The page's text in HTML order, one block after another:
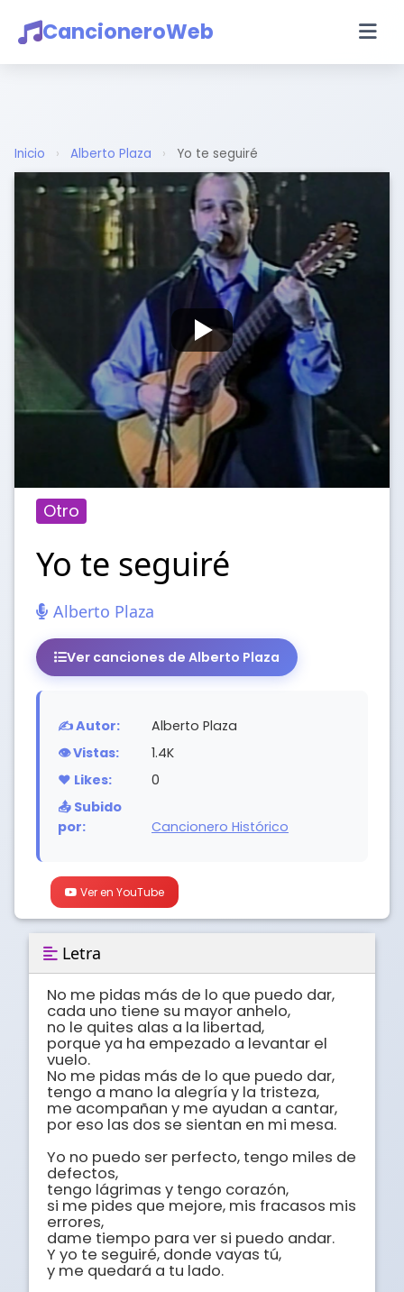
CancioneroWeb
Inicio › Alberto Plaza › Yo te seguiré
Otro
Yo te seguiré
Alberto Plaza
Ver canciones de Alberto Plaza
✍️ Autor:
Alberto Plaza
👁️ Vistas:
1.4K
❤️ Likes:
0
📤 Subido
por:
Cancionero Histórico
Ver en YouTube
Letra
No me pidas más de lo que puedo dar,
cada uno tiene su mayor anhelo,
no le quites alas a la libertad,
porque ya ha empezado a levantar el
vuelo.
No me pidas más de lo que puedo dar,
tengo a mano la alegría y la tristeza,
me acompañan y me ayudan a cantar,
por eso las dos se sientan en mi mesa.
Yo no puedo ser perfecto, tengo miles de
defectos,
tengo lágrimas y tengo corazón,
si me pides que mejore, mis fracasos mis
errores,
dame tiempo para ver si puedo andar.
Y yo te seguiré, donde vayas tú,
y me quedará a tu lado.